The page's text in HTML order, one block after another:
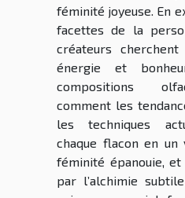
féminité joyeuse. En
facettes de la
créateurs
énergie et
compositions
comment les
les techniques
chaque flacon en
féminité épanouie,
par l’alchimie